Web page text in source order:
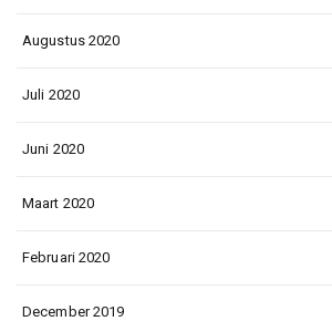
Augustus 2020
Juli 2020
Juni 2020
Maart 2020
Februari 2020
December 2019